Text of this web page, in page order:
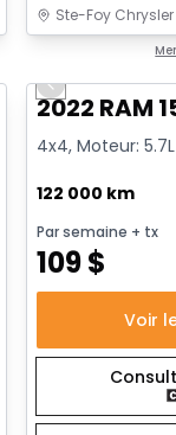
Ste-Foy Chrysler
slideTrail Cus
Très bonne offre
Previous slide
2022 RAM
4x4, Moteur:
122 000 km
Par semaine + tx
109$
Voir